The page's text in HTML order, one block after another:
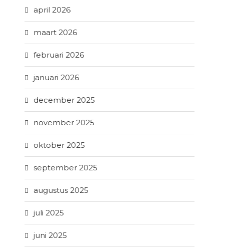
april 2026
maart 2026
februari 2026
januari 2026
december 2025
november 2025
oktober 2025
september 2025
augustus 2025
juli 2025
juni 2025